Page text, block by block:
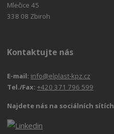
Mlečice 45
338 08 Zbiroh
Kontaktujte nás
E-mail: info@elplast-kpz.cz
Tel./Fax:+420 371 796 599
Najdete nás na sociálních sítích